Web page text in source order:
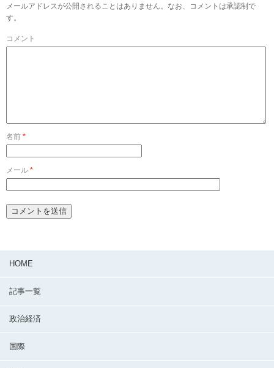
メールアドレスが公開されることはありません。なお、コメントは承認制で
す。
コメント
名前 *
メール *
HOME
記事一覧
政治経済
国際